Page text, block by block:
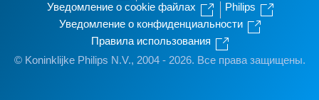
Уведомление о cookie файлах
Philips
Уведомление о конфиденциальности
Правила использования
© Koninklijke Philips N.V., 2004 - 2026. Все права защищены.